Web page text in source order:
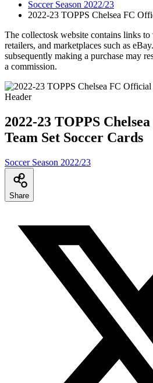
Soccer Season 2022/23
2022-23 TOPPS Chelsea FC
The collectosk website contains links to
retailers, and marketplaces such as
subsequently making a purchase may
a commission.
2022-23 TOPPS
Team Set Soccer Cards
Soccer Season 2022/23
Share